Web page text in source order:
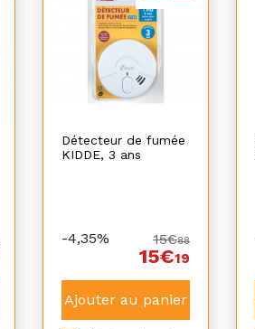
Détecteur de fumée
KIDDE, 3 ans
-4,35% 15€88
15€19
Ajouter au panier